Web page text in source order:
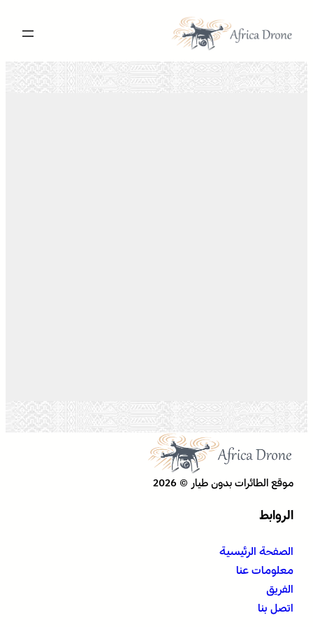
المحتوى
موقع الطائرات بدون طيار © 2026
الروابط
الصفحة الرئيسية
معلومات عنا
الفريق
اتصل بنا